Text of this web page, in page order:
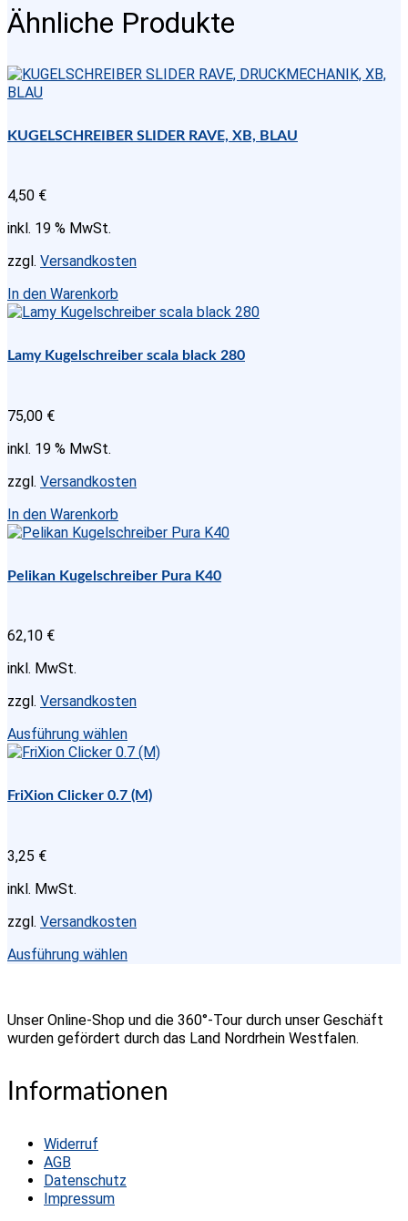
Ähnliche Produkte
KUGELSCHREIBER SLIDER RAVE, XB, BLAU
4,50 €
inkl. 19 % MwSt.
zzgl. Versandkosten
In den Warenkorb
Lamy Kugelschreiber scala black 280
75,00 €
inkl. 19 % MwSt.
zzgl. Versandkosten
In den Warenkorb
Pelikan Kugelschreiber Pura K40
62,10 €
inkl. MwSt.
zzgl. Versandkosten
Ausführung wählenDieses
Produkt
mehrere
Varianten
der
Produktseite
gewählt
FriXion Clicker 0.7 (M)
3,25 €
inkl. MwSt.
zzgl. Versandkosten
Ausführung wählenDieses
Varianten
auf.
können
Unser Online-Shop und die 360°-Tour durch unser Geschäft
wurden gefördert durch das Land Nordrhein Westfalen.
Informationen
Widerruf
AGB
Datenschutz
Impressum